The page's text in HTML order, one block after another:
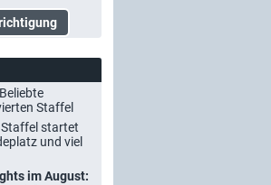
Beliebte
Staffel
startet
und viel
im August: